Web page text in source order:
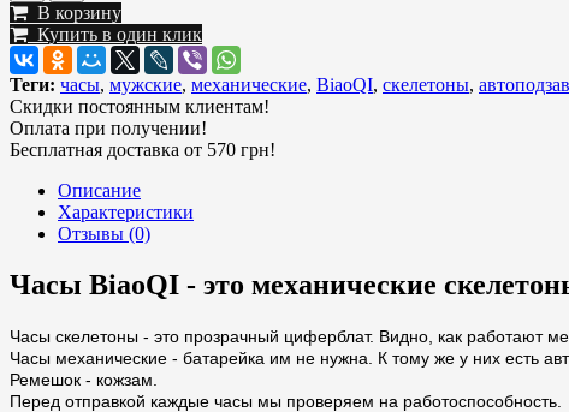
В корзину
Купить в один клик
Теги: часы, мужские, механические, BiaoQI, скелетоны,
Скидки постоянным клиентам!
Оплата при получении!
Бесплатная доставка от 570 грн!
Описание
Характеристики
Отзывы (0)
Часы BiaoQI - это механические
Часы скелетоны - это прозрачный циферблат. Видно, как работают
Часы механические - батарейка им не нужна. К тому же у них есть
Ремешок - кожзам.
Перед отправкой каждые часы мы проверяем на работоспособность.